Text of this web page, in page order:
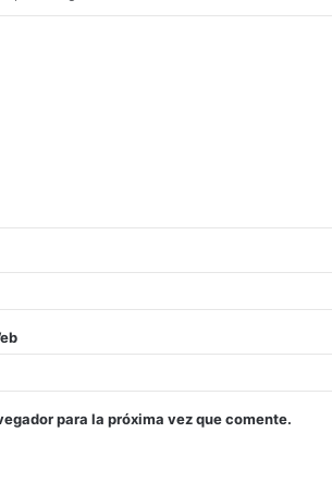
para la próxima vez que comente.